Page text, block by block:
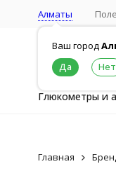
Алматы
Ваш город
Глюкометры и
Главная